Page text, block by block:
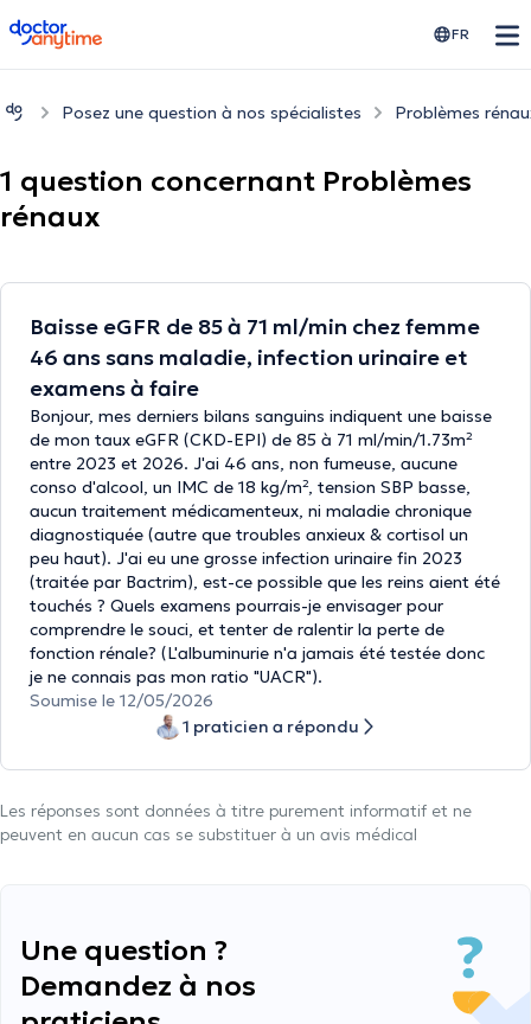
doctoranytime FR
Posez une question à nos spécialistes Problèmes
1 question concernant Problèmes
rénaux
Baisse eGFR de 85 à 71 ml/min chez femme
46 ans sans maladie, infection urinaire et
examens à faire
Bonjour, mes derniers bilans sanguins indiquent une baisse
de mon taux eGFR (CKD-EPI) de 85 à 71 ml/min/1.73m²
entre 2023 et 2026. J'ai 46 ans, non fumeuse, aucune
conso d'alcool, un IMC de 18 kg/m², tension SBP basse,
aucun traitement médicamenteux, ni maladie chronique
diagnostiquée (autre que troubles anxieux & cortisol un
peu haut). J'ai eu une grosse infection urinaire fin 2023
(traitée par Bactrim), est-ce possible que les reins aient été
touchés ? Quels examens pourrais-je envisager pour
comprendre le souci, et tenter de ralentir la perte de
fonction rénale? (L'albuminurie n'a jamais été testée donc
je ne connais pas mon ratio "UACR").
Soumise le 12/05/2026
1 praticien a répondu
Les réponses sont données à titre purement informatif et ne
peuvent en aucun cas se substituer à un avis médical
Une question ?
Demandez à nos